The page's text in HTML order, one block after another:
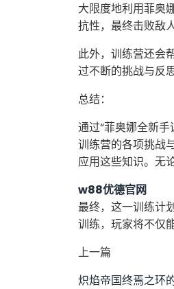
大限度地利用菲奥
抗性，最终击败敌
此外，训练营还会
过不断的挑战与反
总结：
通过“菲奥娜全新
训练营的各项挑战
应用这些知识。无
w88优德官网
最终，这一训练计
训练，玩家将不仅
上一篇
炽焰帝国终焉之环